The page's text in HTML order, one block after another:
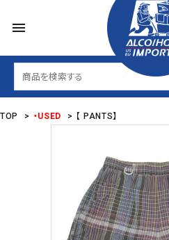
menu
TOP > ・USED > 【 PANTS】